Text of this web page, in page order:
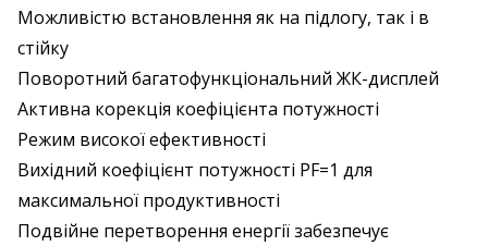
Можливістю встановлення як на підлогу, так і в
стійку
Поворотний багатофункціональний ЖК-дисплей
Активна корекція коефіцієнта потужності
Режим високої ефективності
Вихідний коефіцієнт потужності PF=1 для
максимальної продуктивності
Подвійне перетворення енергії забезпечує